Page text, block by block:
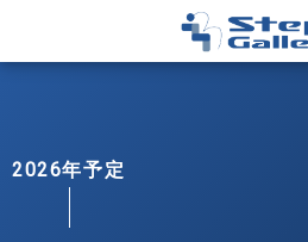
2026年予定